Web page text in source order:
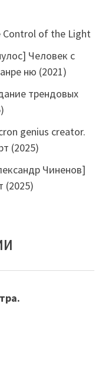
Control of the Light
Человек с
ню (2021)
трендовых
genius creator.
(2025)
Чиненов]
(2025)